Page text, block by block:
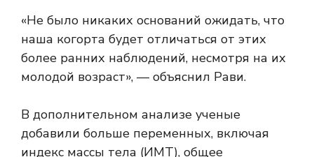
«Не было никаких оснований ожидать, что
наша когорта будет отличаться от этих
более ранних наблюдений, несмотря на их
молодой возраст», — объяснил Рави.
В дополнительном анализе ученые
добавили больше переменных, включая
индекс массы тела (ИМТ), общее